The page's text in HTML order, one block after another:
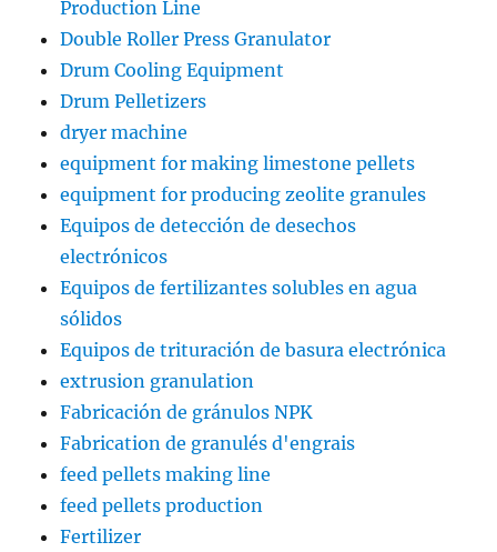
Production Line
Double Roller Press Granulator
Drum Cooling Equipment
Drum Pelletizers
dryer machine
equipment for making limestone pellets
equipment for producing zeolite granules
Equipos de detección de desechos
electrónicos
Equipos de fertilizantes solubles en agua
sólidos
Equipos de trituración de basura electrónica
extrusion granulation
Fabricación de gránulos NPK
Fabrication de granulés d'engrais
feed pellets making line
feed pellets production
Fertilizer